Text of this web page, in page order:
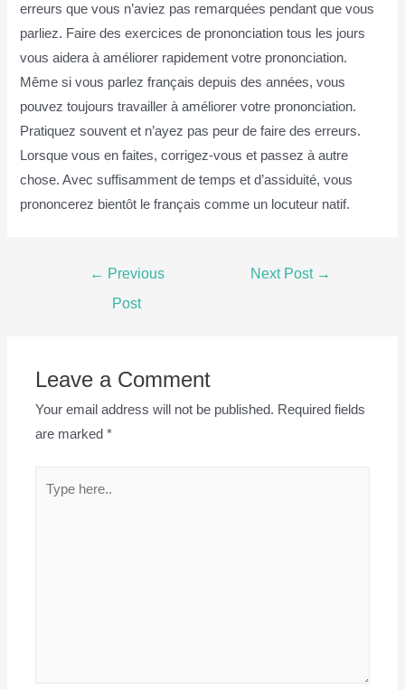
erreurs que vous n’aviez pas remarquées pendant que vous
parliez. Faire des exercices de prononciation tous les jours
vous aidera à améliorer rapidement votre prononciation.
Même si vous parlez français depuis des années, vous
pouvez toujours travailler à améliorer votre prononciation.
Pratiquez souvent et n’ayez pas peur de faire des erreurs.
Lorsque vous en faites, corrigez-vous et passez à autre
chose. Avec suffisamment de temps et d’assiduité, vous
prononcerez bientôt le français comme un locuteur natif.
← Previous
Post
Next Post →
Leave a Comment
Your email address will not be published. Required fields
are marked*